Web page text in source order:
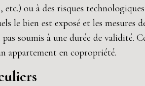
etc.) ou à des risques
le bien est exposé et les mesures
pas soumis à une durée de validité.
appartement en copropriété.